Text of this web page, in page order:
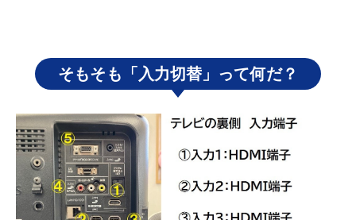
そもそも「入力切替」って何だ？